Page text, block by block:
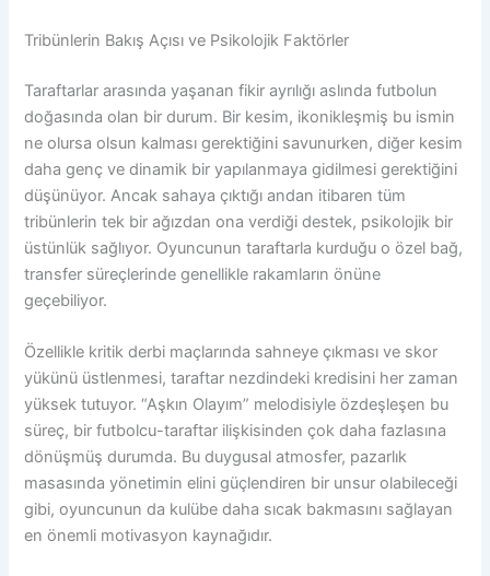
Tribünlerin Bakış Açısı ve Psikolojik Faktörler
Taraftarlar arasında yaşanan fikir ayrılığı aslında futbolun
doğasında olan bir durum. Bir kesim, ikonikleşmiş bu ismin
ne olursa olsun kalması gerektiğini savunurken, diğer kesim
daha genç ve dinamik bir yapılanmaya gidilmesi gerektiğini
düşünüyor. Ancak sahaya çıktığı andan itibaren tüm
tribünlerin tek bir ağızdan ona verdiği destek, psikolojik bir
üstünlük sağlıyor. Oyuncunun taraftarla kurduğu o özel bağ,
transfer süreçlerinde genellikle rakamların önüne
geçebiliyor.
Özellikle kritik derbi maçlarında sahneye çıkması ve skor
yükünü üstlenmesi, taraftar nezdindeki kredisini her zaman
yüksek tutuyor. “Aşkın Olayım” melodisiyle özdeşleşen bu
süreç, bir futbolcu-taraftar ilişkisinden çok daha fazlasına
dönüşmüş durumda. Bu duygusal atmosfer, pazarlık
masasında yönetimin elini güçlendiren bir unsur olabileceği
gibi, oyuncunun da kulübe daha sıcak bakmasını sağlayan
en önemli motivasyon kaynağıdır.